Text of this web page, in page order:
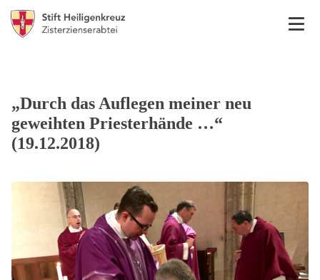
„Durch das Auflegen meiner neu
geweihten Priesterhände …“
(19.12.2018)